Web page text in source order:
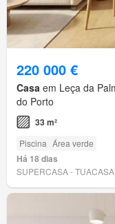
220 000 €
Casa em Leça da
do Porto
33 m²
Piscina Área verde
Há 18 dias
SUPERCASA - TUACASA